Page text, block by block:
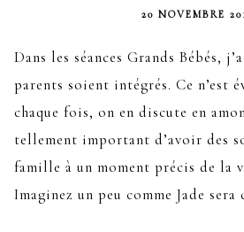
20 NOVEMBRE
Dans les séances Grands Bébés,
parents soient intégrés. Ce n’est
chaque fois, on en discute en
tellement important d’avoir des
famille à un moment précis de la
Imaginez un peu comme Jade